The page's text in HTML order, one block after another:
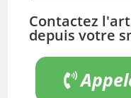
Contactez
depuis votre